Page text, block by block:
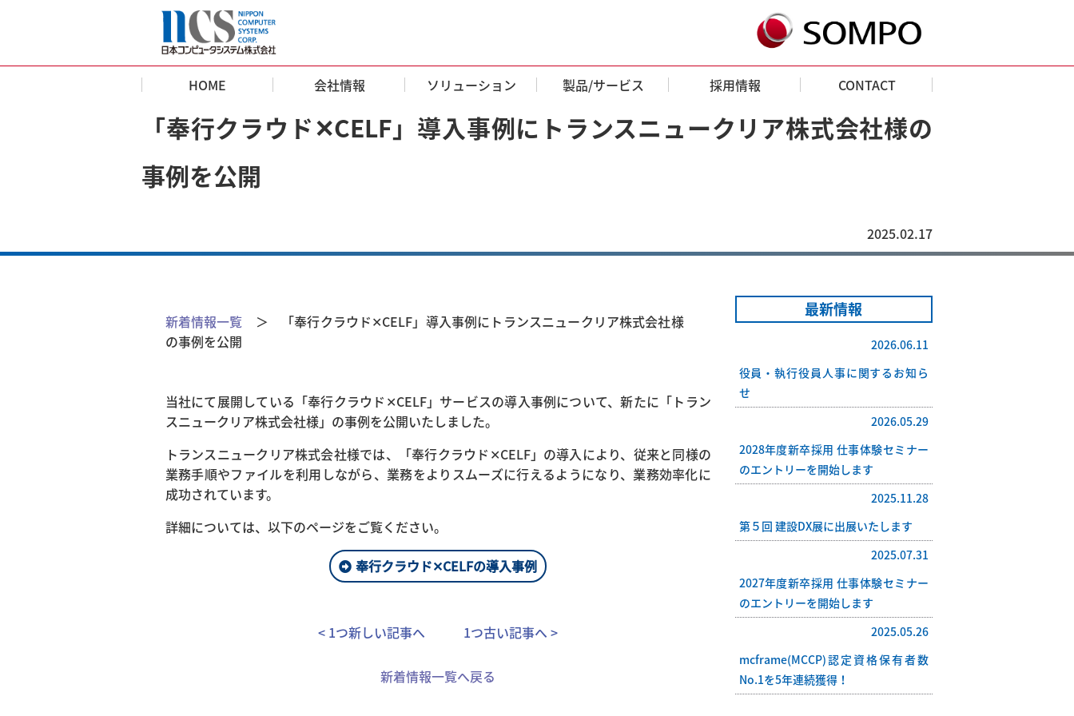
HOME 会社情報 ソリューション 製品/サービス 採用情報 CONTACT
「奉行クラウド✕CELF」導入事例にトランスニュークリア株式会社様の
事例を公開
2025.02.17
新着情報一覧 ＞ 「奉行クラウド✕CELF」導入事例にトランスニュークリア株式会社様
の事例を公開
当社にて展開している「奉行クラウド✕CELF」サービスの導入事例について、新たに「トラン
スニュークリア株式会社様」の事例を公開いたしました。
トランスニュークリア株式会社様では、「奉行クラウド✕CELF」の導入により、従来と同様の
業務手順やファイルを利用しながら、業務をよりスムーズに行えるようになり、業務効率化に
成功されています。
詳細については、以下のページをご覧ください。
奉行クラウド✕CELFの導入事例
< 1つ新しい記事へ 1つ古い記事へ >
新着情報一覧へ戻る
最新情報
2026.06.11
役員・執行役員人事に関するお知ら
せ
2026.05.29
2028年度新卒採用 仕事体験セミナー
のエントリーを開始します
2025.11.28
第５回 建設DX展に出展いたします
2025.07.31
2027年度新卒採用 仕事体験セミナー
のエントリーを開始します
2025.05.26
mcframe(MCCP)認定資格保有者数
No.1を5年連続獲得！